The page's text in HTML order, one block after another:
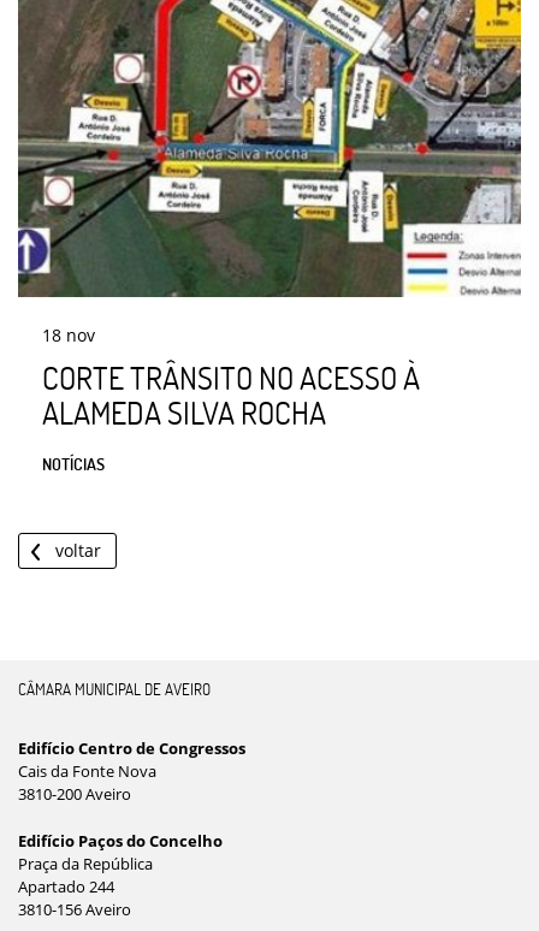
18 nov
CORTE TRÂNSITO NO ACESSO À
ALAMEDA SILVA ROCHA
NOTÍCIAS
voltar
CÂMARA MUNICIPAL DE AVEIRO
Edifício Centro de Congressos
Cais da Fonte Nova
3810-200 Aveiro
Edifício Paços do Concelho
Praça da República
Apartado 244
3810-156 Aveiro